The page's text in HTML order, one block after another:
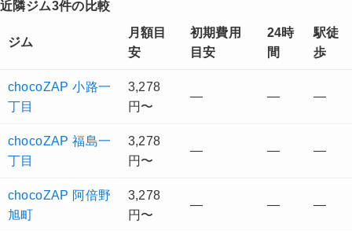
近隣ジム3件の比較
ジム
月額目
安
初期費用
目安
24時
間
駅徒
歩
chocoZAP 小路一
丁目
3,278
円〜
— — —
chocoZAP 福島一
丁目
3,278
円〜
— — —
chocoZAP 阿倍野
旭町
3,278
円〜
— — —